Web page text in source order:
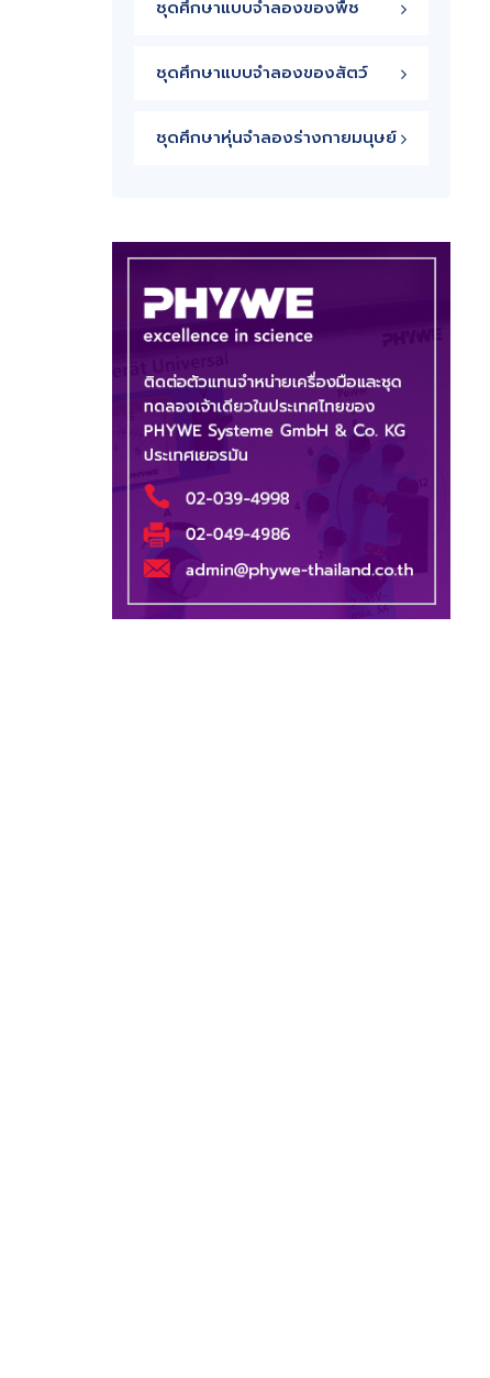
ชุดศึกษาแบบจำลองของพืช
ชุดศึกษาแบบจำลองของสัตว์
ชุดศึกษาหุ่นจำลองร่างกายมนุษย์